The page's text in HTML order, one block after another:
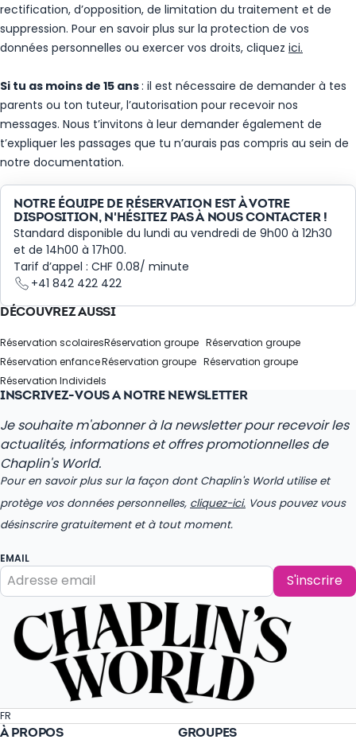
rectification, d’opposition, de limitation du traitement et de
suppression. Pour en savoir plus sur la protection de vos
données personnelles ou exercer vos droits, cliquez ici.
Si tu as moins de 15 ans: il est nécessaire de demander à tes
parents ou ton tuteur, l’autorisation pour recevoir nos
messages. Nous t’invitons à leur demander également de
t’expliquer les passages que tu n’aurais pas compris au sein de
notre documentation.
NOTRE ÉQUIPE DE RÉSERVATION EST À VOTRE
DISPOSITION, N'HÉSITEZ PAS À NOUS CONTACTER !
Standard disponible du lundi au vendredi de 9h00 à 12h30
et de 14h00 à 17h00.
Tarif d’appel : CHF 0.08/ minute
+41 842 422 422
DÉCOUVREZ AUSSI
Réservation scolairesRéservation groupe Réservation groupe
Réservation enfanceRéservation groupe Réservation groupe
Réservation Individels
INSCRIVEZ-VOUS À NOTRE NEWSLETTER
Je souhaite m'abonner à la newsletter pour recevoir les
actualités, informations et offres promotionnelles de
Chaplin's World.
Pour en savoir plus sur la façon dont Chaplin's World utilise et
protège vos données personnelles, cliquez-ici. Vous pouvez vous
désinscrire gratuitement et à tout moment.
EMAIL
S'inscrire
FR
À PROPOS GROUPES